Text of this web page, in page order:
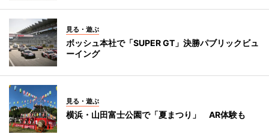
見る・遊ぶ
ボッシュ本社で「SUPER GT」決勝パブリックビュ
ーイング
見る・遊ぶ
横浜・山田富士公園で「夏まつり」 AR体験も